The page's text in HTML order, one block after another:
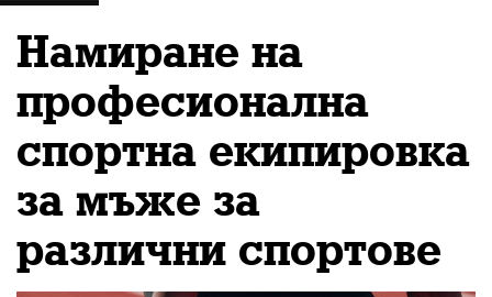
Намиране на
професионална
спортна екипировка
за мъже за
различни спортове